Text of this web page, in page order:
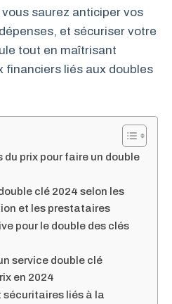
saurez anticiper vos
et sécuriser votre
tout en maîtrisant
financiers liés aux doubles
du prix pour faire un double
clé 2024 selon les
et les prestataires
pour le double des clés
service double clé
en 2024
sécuritaires liés à la